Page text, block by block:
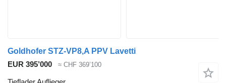
Goldhofer STZ-VP8,A PPV Lavetti
EUR 395’000
≈ CHF 369’100